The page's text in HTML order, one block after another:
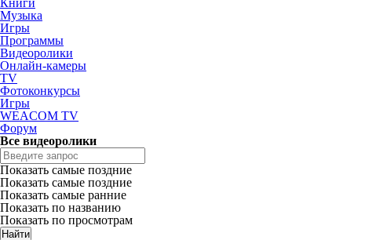
Книги
Музыка
Игры
Программы
Видеоролики
Онлайн-камеры
TV
Фотоконкурсы
Игры
WEACOM TV
Форум
Все видеоролики
Показать самые поздние
Показать самые поздние
Показать самые ранние
Показать по названию
Показать по просмотрам